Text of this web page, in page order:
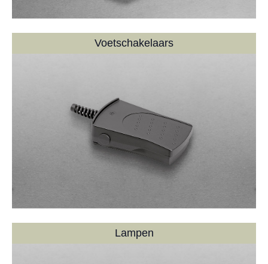
Voetschakelaars
Lampen